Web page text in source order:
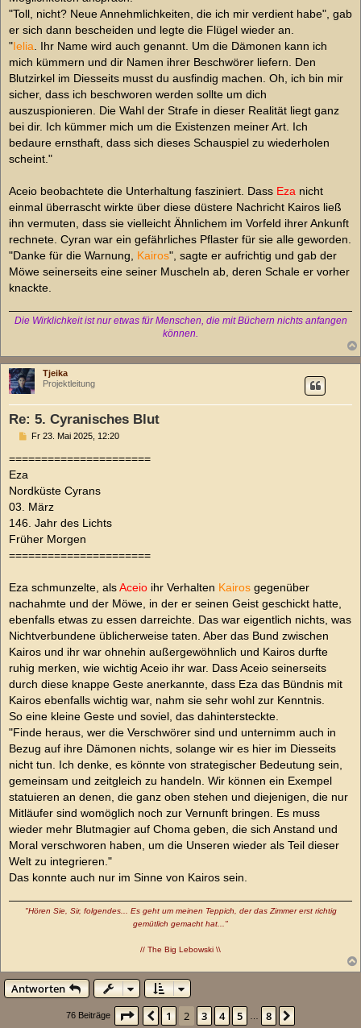
"Toll, nicht? Neue Annehmlichkeiten, die ich mir verdient habe", gab
er sich dann bescheiden und legte die Flügel wieder an.
"Ielia . Ihr Name wird auch genannt. Um die Dämonen kann ich
mich kümmern und dir Namen ihrer Beschwörer liefern. Den
Blutzirkel im Diesseits musst du ausfindig machen. Oh, ich bin mir
sicher, dass ich beschworen werden sollte um dich
auszuspionieren. Die Wahl der Strafe in dieser Realität liegt ganz
bei dir. Ich kümmer mich um die Existenzen meiner Art. Ich
bedaure ernsthaft, dass sich dieses Schauspiel zu wiederholen
scheint."
Aceio beobachtete die Unterhaltung fasziniert. Dass Eza nicht
einmal überrascht wirkte über diese düstere Nachricht Kairos ließ
ihn vermuten, dass sie vielleicht Ähnlichem im Vorfeld ihrer Ankunft
rechnete. Cyran war ein gefährliches Pflaster für sie alle geworden.
"Danke für die Warnung, Kairos", sagte er aufrichtig und gab der
Möwe seinerseits eine seiner Muscheln ab, deren Schale er vorher
knackte.
Die Wirklichkeit ist nur etwas für Menschen, die mit Büchern nichts anfangen
können.
Tjeika
Projektleitung
Re: 5. Cyranisches Blut
B
i
r
a
g
Fr 23. Mai 2025, 12:20
======================
Eza
Nordküste Cyrans
03. März
146. Jahr des Lichts
Früher Morgen
======================
Eza schmunzelte, alsAceio ihr Verhalten Kairos gegenüber
nachahmte und der Möwe, in der er seinen Geist geschickt hatte,
ebenfalls etwas zu essen darreichte. Das war eigentlich nichts, was
Nichtverbundene üblicherweise taten. Aber das Bund zwischen
Kairos und ihr war ohnehin außergewöhnlich und Kairos durfte
ruhig merken, wie wichtig Aceio ihr war. Dass Aceio seinerseits
durch diese knappe Geste anerkannte, dass Eza das Bündnis mit
Kairos ebenfalls wichtig war, nahm sie sehr wohl zur Kenntnis.
So eine kleine Geste und soviel, das dahintersteckte.
"Finde heraus, wer die Verschwörer sind und unternimm auch in
Bezug auf ihre Dämonen nichts, solange wir es hier im Diesseits
nicht tun. Ich denke, es könnte von strategischer Bedeutung sein,
gemeinsam und zeitgleich zu handeln. Wir können ein Exempel
statuieren an denen, die ganz oben stehen und diejenigen, die nur
Mitläufer sind womöglich noch zur Vernunft bringen. Es muss
wieder mehr Blutmagier auf Choma geben, die sich Anstand und
Moral verschworen haben, um die Unseren wieder als Teil dieser
Welt zu integrieren."
Das konnte auch nur im Sinne von Kairos sein.
"Hören Sie, Sir, folgendes... Es geht um meinen Teppich, der das Zimmer erst richtig
gemütlich gemacht hat..."
// The Big Lebowski \\
Antworten
76 Beiträge Seite 2von
Vorherige
1 2 3 4 5 8